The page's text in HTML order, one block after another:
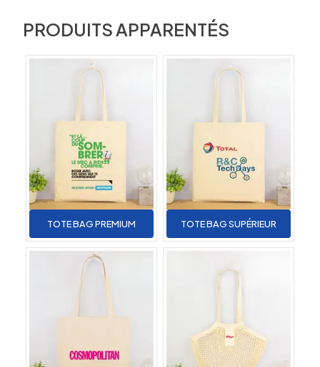
PRODUITS APPARENTÉS
TOTE BAG PREMIUM TOTE BAG SUPÉRIEUR